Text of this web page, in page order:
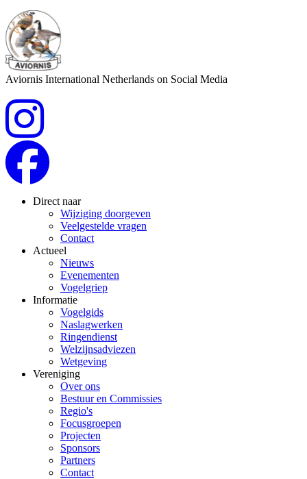
Aviornis International Netherlands on Social Media
Direct naar
Wijziging doorgeven
Veelgestelde vragen
Contact
Actueel
Nieuws
Evenementen
Vogelgriep
Informatie
Vogelgids
Naslagwerken
Ringendienst
Welzijnsadviezen
Wetgeving
Vereniging
Over ons
Bestuur en Commissies
Regio's
Focusgroepen
Projecten
Sponsors
Partners
Contact